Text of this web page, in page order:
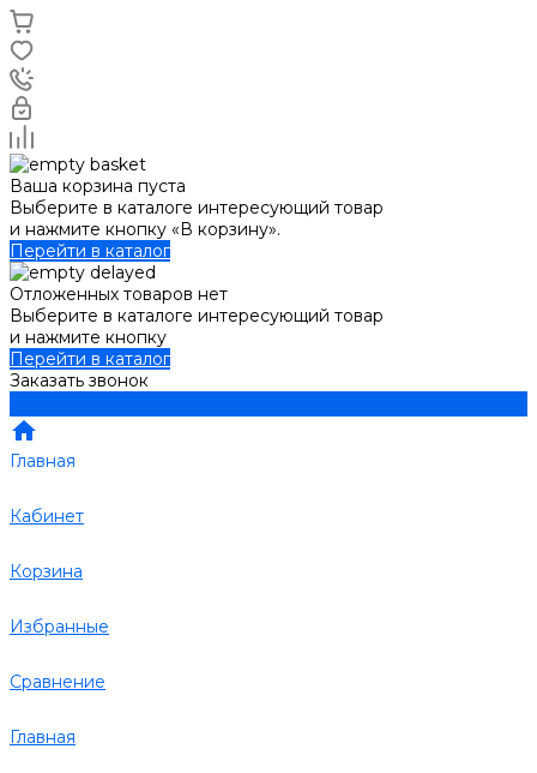
Ваша корзина пуста
Выберите в каталоге интересующий товар
и нажмите кнопку «В корзину».
Перейти в каталог
Отложенных товаров нет
Выберите в каталоге интересующий товар
и нажмите кнопку
Перейти в каталог
Заказать звонок
Главная
Кабинет
Корзина
Избранные
Сравнение
Главная